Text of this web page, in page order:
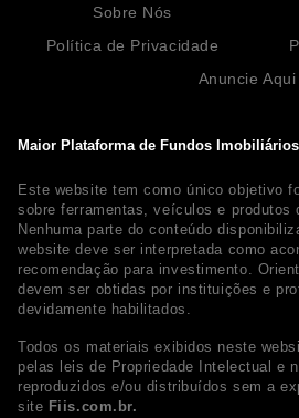
Maior Plataforma de Fundos
Este website tem como único objetivo
sobre ferramentas, veículos e produtos
Nenhuma parte do conteúdo
website deve ser interpretada como
recomendação para investimento.
devem ser obtidas por instituições e
devidamente habilitados.
Todos os materiais exibidos neste
pelas leis de Propriedade Intelectual e
reproduzidos e/ou distribuídos sem a
site Fiis.com.br.
Sobre Nós
Política de Privacidade
Anuncie Aqui